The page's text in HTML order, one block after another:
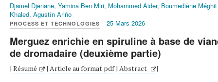
Djamel Djenane, Yamina Ben Miri, Mohammed Aider, Boumediène Méghit
Khaled, Agustín Ariño
PROCESS ET TECHNOLOGIES 25 Mars 2026
Merguez enrichie en spiruline à base de
de dromadaire (deuxième partie)
| Résumé | Article au format pdf| Abstract |